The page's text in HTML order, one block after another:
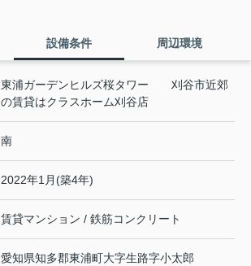
設備条件 周辺環境
東浦ガーデンヒルズ桜タワー 刈谷市近郊
の賃貸はクラスホーム刈谷店
南
2022年1月(築4年)
賃貸マンション / 鉄筋コンクリート
愛知県知多郡東浦町大字生路字小太郎